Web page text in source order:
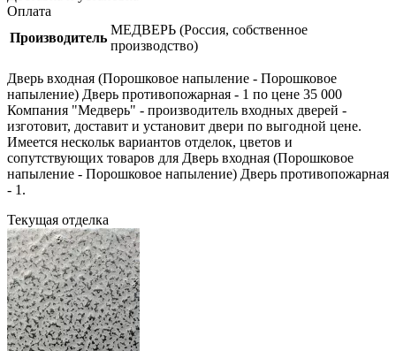
Оплата
Производитель
МЕДВЕРЬ (Россия, собственное
производство)
Дверь входная (Порошковое напыление - Порошковое
напыление) Дверь противопожарная - 1 по цене 35 000
Компания "Медверь" - производитель входных дверей -
изготовит, доставит и установит двери по выгодной цене.
Имеется нескольк вариантов отделок, цветов и
сопутствующих товаров для Дверь входная (Порошковое
напыление - Порошковое напыление) Дверь противопожарная
- 1.
Текущая отделка